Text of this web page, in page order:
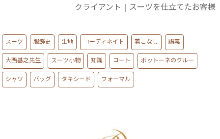
クライアント
スーツを仕立てたお客様
スーツ 服飾史 生地 コーディネイト 着こなし 講義
大西基之先生 スーツ小物 知識 コート ボットーネのクルー
シャツ バッグ タキシード フォーマル